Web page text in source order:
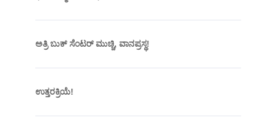
ಅತ್ರಿ ಬುಕ್ ಸೆಂಟರ್ ಮುಚ್ಚಿ, ವಾನಪ್ರಸ್ಥ!
ಉತ್ತರಕ್ರಿಯೆ!